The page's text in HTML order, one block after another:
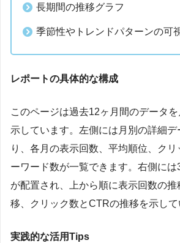
長期間の推移グラフ
季節性やトレンドパターンの可
レポートの具体的な構成
このページは過去12ヶ月間のデータ
示しています。左側には月別の詳細
り、各月の表示回数、平均順位、ク
ーワード数が一覧できます。右側には
が配置され、上から順に表示回数の
移、クリック数とCTRの推移を示して
実践的な活用Tips